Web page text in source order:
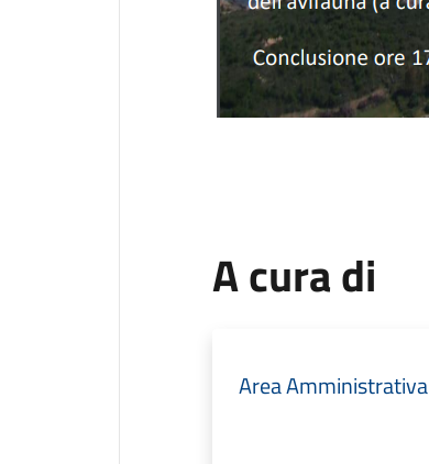
A cura di
Area Amministrativa